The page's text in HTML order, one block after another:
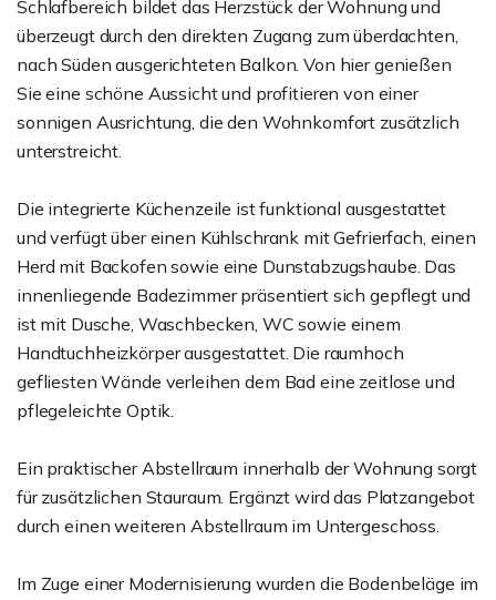
Schlafbereich bildet das Herzstück der Wohnung und
überzeugt durch den direkten Zugang zum überdachten,
nach Süden ausgerichteten Balkon. Von hier genießen
Sie eine schöne Aussicht und profitieren von einer
sonnigen Ausrichtung, die den Wohnkomfort zusätzlich
unterstreicht.
Die integrierte Küchenzeile ist funktional ausgestattet
und verfügt über einen Kühlschrank mit Gefrierfach, einen
Herd mit Backofen sowie eine Dunstabzugshaube. Das
innenliegende Badezimmer präsentiert sich gepflegt und
ist mit Dusche, Waschbecken, WC sowie einem
Handtuchheizkörper ausgestattet. Die raumhoch
gefliesten Wände verleihen dem Bad eine zeitlose und
pflegeleichte Optik.
Ein praktischer Abstellraum innerhalb der Wohnung sorgt
für zusätzlichen Stauraum. Ergänzt wird das Platzangebot
durch einen weiteren Abstellraum im Untergeschoss.
Im Zuge einer Modernisierung wurden die Bodenbeläge im